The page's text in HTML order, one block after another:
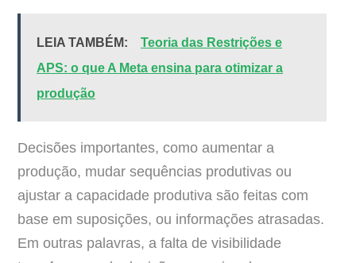
LEIA TAMBÉM:
Teoria das Restrições e
APS: o que A Meta ensina para otimizar a
produção
Decisões importantes, como aumentar a
produção, mudar sequências produtivas ou
ajustar a capacidade produtiva são feitas com
base em suposições, ou informações atrasadas.
Em outras palavras, a falta de visibilidade